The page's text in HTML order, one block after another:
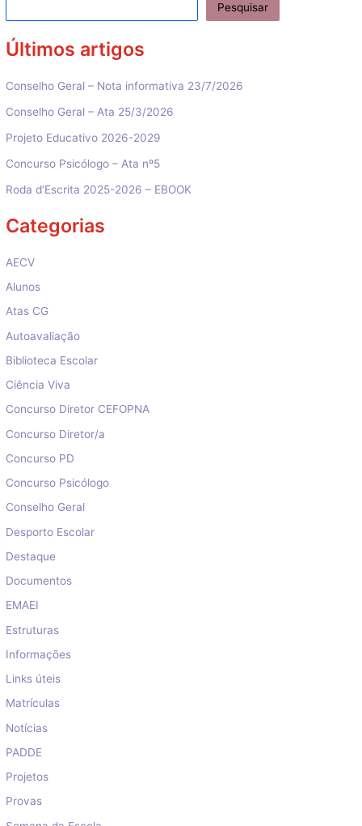
Pesquisar
Últimos artigos
Conselho Geral – Nota informativa 23/7/2026
Conselho Geral – Ata 25/3/2026
Projeto Educativo 2026-2029
Concurso Psicólogo – Ata nº5
Roda d’Escrita 2025-2026 – EBOOK
Categorias
AECV
Alunos
Atas CG
Autoavaliação
Biblioteca Escolar
Ciência Viva
Concurso Diretor CEFOPNA
Concurso Diretor/a
Concurso PD
Concurso Psicólogo
Conselho Geral
Desporto Escolar
Destaque
Documentos
EMAEI
Estruturas
Informações
Links úteis
Matrículas
Notícias
PADDE
Projetos
Provas